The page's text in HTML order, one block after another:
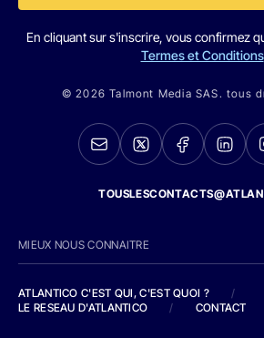
En cliquant sur s'inscrire, vous confirmez
Termes et Conditions
© 2026 Talmont Media SAS. tous
MIEUX NOUS CONNAITRE
ATLANTICO C'EST QUI, C'EST QUOI ?
/
LE RESEAU D'ATLANTICO
/ CONTACT